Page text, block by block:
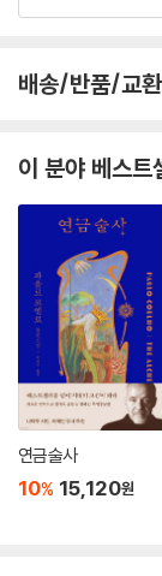
배송/반품/교
이 분야 베스트
연금술사
10% 15,120원